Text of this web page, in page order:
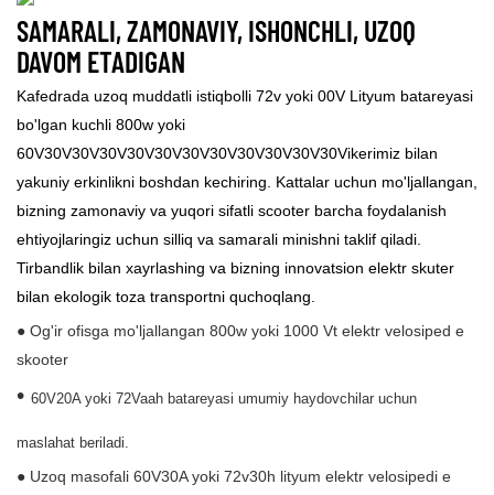
SAMARALI, ZAMONAVIY, ISHONCHLI, UZOQ
DAVOM ETADIGAN
Kafedrada uzoq muddatli istiqbolli 72v yoki 00V Lityum batareyasi
bo'lgan kuchli 800w yoki
60V30V30V30V30V30V30V30V30V30V30V30Vikerimiz bilan
yakuniy erkinlikni boshdan kechiring. Kattalar uchun mo'ljallangan,
bizning zamonaviy va yuqori sifatli scooter barcha foydalanish
ehtiyojlaringiz uchun silliq va samarali minishni taklif qiladi.
Tirbandlik bilan xayrlashing va bizning innovatsion elektr skuter
bilan ekologik toza transportni quchoqlang.
● Og'ir ofisga mo'ljallangan 800w yoki 1000 Vt elektr velosiped e
skooter
• 60V20A yoki 72Vaah batareyasi umumiy haydovchilar uchun
maslahat beriladi.
● Uzoq masofali 60V30A yoki 72v30h lityum elektr velosipedi e